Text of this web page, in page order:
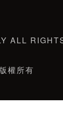
ALL
權所有